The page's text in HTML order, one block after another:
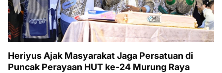
Heriyus Ajak Masyarakat Jaga Persatuan di
Puncak Perayaan HUT ke-24 Murung Raya